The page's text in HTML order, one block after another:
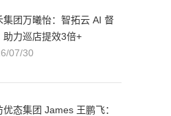
集团万曦怡：智拓云 AI 督
助力巡店提效3倍+
07/30
优态集团 James 王鹏飞：